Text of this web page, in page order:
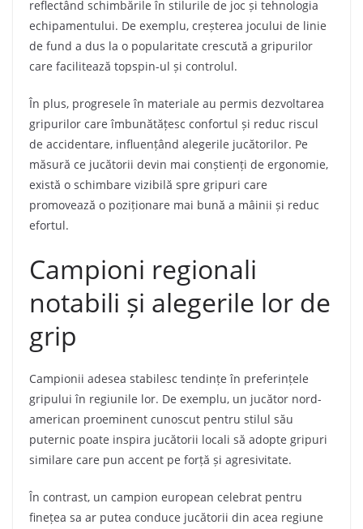
reflectând schimbările în stilurile de joc și tehnologia
echipamentului. De exemplu, creșterea jocului de linie
de fund a dus la o popularitate crescută a gripurilor
care facilitează topspin-ul și controlul.
În plus, progresele în materiale au permis dezvoltarea
gripurilor care îmbunătățesc confortul și reduc riscul
de accidentare, influențând alegerile jucătorilor. Pe
măsură ce jucătorii devin mai conștienți de ergonomie,
există o schimbare vizibilă spre gripuri care
promovează o poziționare mai bună a mâinii și reduc
efortul.
Campioni regionali
notabili și alegerile lor de
grip
Campionii adesea stabilesc tendințe în preferințele
gripului în regiunile lor. De exemplu, un jucător nord-
american proeminent cunoscut pentru stilul său
puternic poate inspira jucătorii locali să adopte gripuri
similare care pun accent pe forță și agresivitate.
În contrast, un campion european celebrat pentru
finețea sa ar putea conduce jucătorii din acea regiune